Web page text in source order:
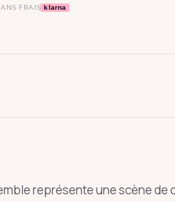
FRAIS klarna
représente une scène de